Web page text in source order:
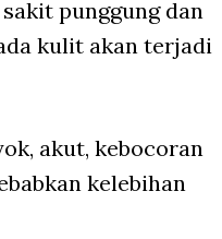
punggung dan
kulit akan terjadi
akut, kebocoran
kelebihan